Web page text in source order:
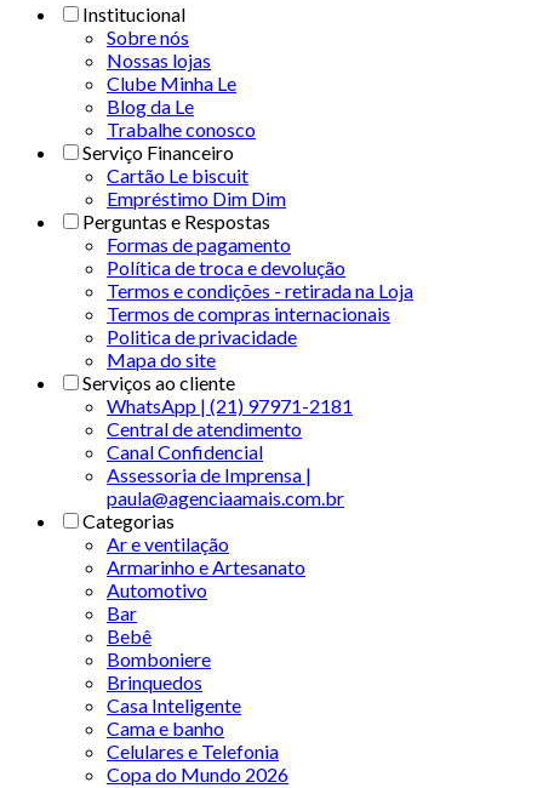
Institucional
Sobre nós
Nossas lojas
Clube Minha Le
Blog da Le
Trabalhe conosco
Serviço Financeiro
Cartão Le biscuit
Empréstimo Dim Dim
Perguntas e Respostas
Formas de pagamento
Política de troca e devolução
Termos e condições - retirada na Loja
Termos de compras internacionais
Politica de privacidade
Mapa do site
Serviços ao cliente
WhatsApp | (21) 97971-2181
Central de atendimento
Canal Confidencial
Assessoria de Imprensa |
paula@agenciaamais.com.br
Categorias
Ar e ventilação
Armarinho e Artesanato
Automotivo
Bar
Bebê
Bomboniere
Brinquedos
Casa Inteligente
Cama e banho
Celulares e Telefonia
Copa do Mundo 2026